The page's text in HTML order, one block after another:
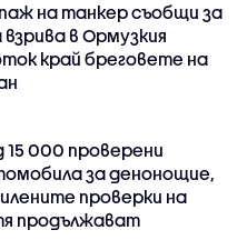
на танкер съобщи за
взрива в Ормузкия
край бреговете на
15 000 проверени
за денонощие,
проверки на
продължават